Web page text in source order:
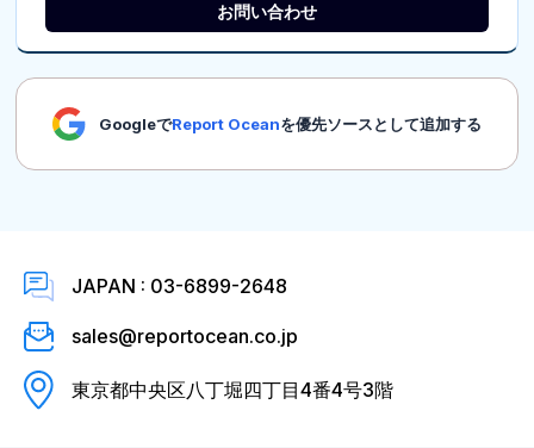
お問い合わせ
GoogleでReport Oceanを優先ソースとして追加する
JAPAN : 03-6899-2648
sales@reportocean.co.jp
東京都中央区八丁堀四丁目4番4号3階